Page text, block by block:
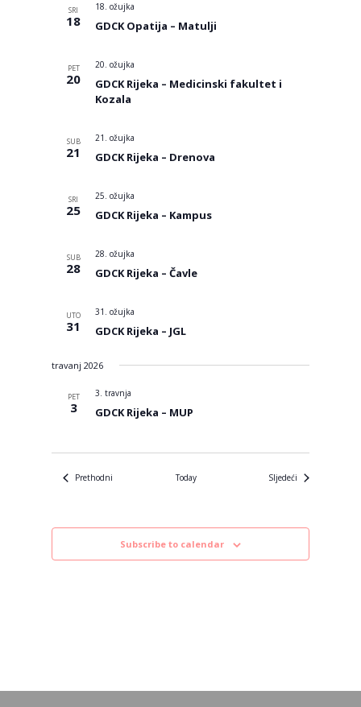
SRI
18
18. ožujka
GDCK Opatija – Matulji
PET
20
20. ožujka
GDCK Rijeka – Medicinski fakultet i
Kozala
SUB
21
21. ožujka
GDCK Rijeka – Drenova
SRI
25
25. ožujka
GDCK Rijeka – Kampus
SUB
28
28. ožujka
GDCK Rijeka – Čavle
UTO
31
31. ožujka
GDCK Rijeka – JGL
travanj 2026
PET
3
3. travnja
GDCK Rijeka – MUP
Prethodni Today SljedećiDogađanja
Subscribe to calendar